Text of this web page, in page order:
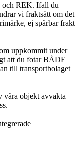
och REK. Ifall du
vi fraktsätt om det
ej spårbar frakt
uppkommit under
att du fotar BÅDE
till transportbolaget
våra objekt avvakta